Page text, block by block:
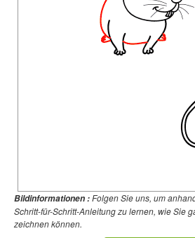
Bildinformationen :Folgen Sie uns, um
Schritt-für-Schritt-Anleitung zu lernen, wie Sie
zeichnen können.